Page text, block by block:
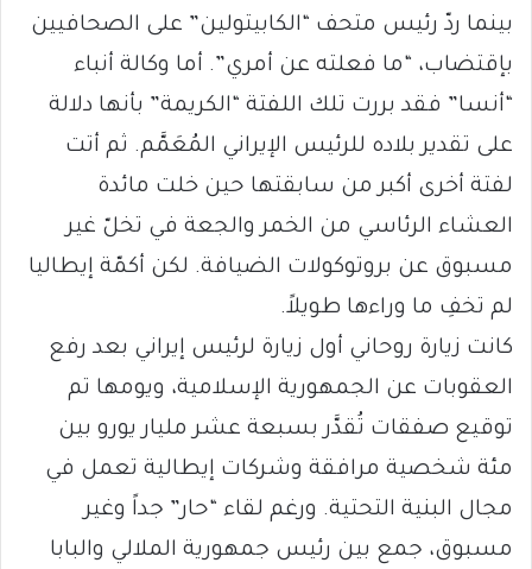
بينما ردّ رئيس متحف “الكابيتولين” على الصحافيين
بإقتضاب، “ما فعلته عن أمري”. أما وكالة أنباء
“أنسا” فقد بررت تلك اللفتة “الكريمة” بأنها دلالة
على تقدير بلاده للرئيس الإيراني المُعَمَّم. ثم أتت
لفتة أخرى أكبر من سابقتها حين خلت مائدة
العشاء الرئاسي من الخمر والجعة في تخلّ غير
مسبوق عن بروتوكولات الضيافة. لكن أكمّة إيطاليا
لم تخفِ ما وراءها طويلاً.
كانت زيارة روحاني أول زيارة لرئيس إيراني بعد رفع
العقوبات عن الجمهورية الإسلامية، ويومها تم
توقيع صفقات تُقدَّر بسبعة عشر مليار يورو بين
مئة شخصية مرافقة وشركات إيطالية تعمل في
مجال البنية التحتية. ورغم لقاء “حار” جداً وغير
مسبوق، جمع بين رئيس جمهورية الملالي والبابا